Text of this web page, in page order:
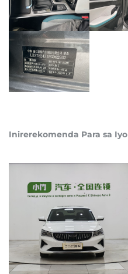
Inirerekomenda Para sa Iyo